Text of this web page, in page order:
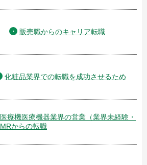
販売職からのキャリア転職
化粧品業界での転職を成功させるため
医療機医療機器業界の営業（業界未経験・
MRからの転職